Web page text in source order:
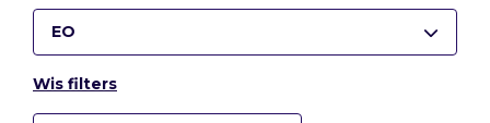
EO
Wis filters